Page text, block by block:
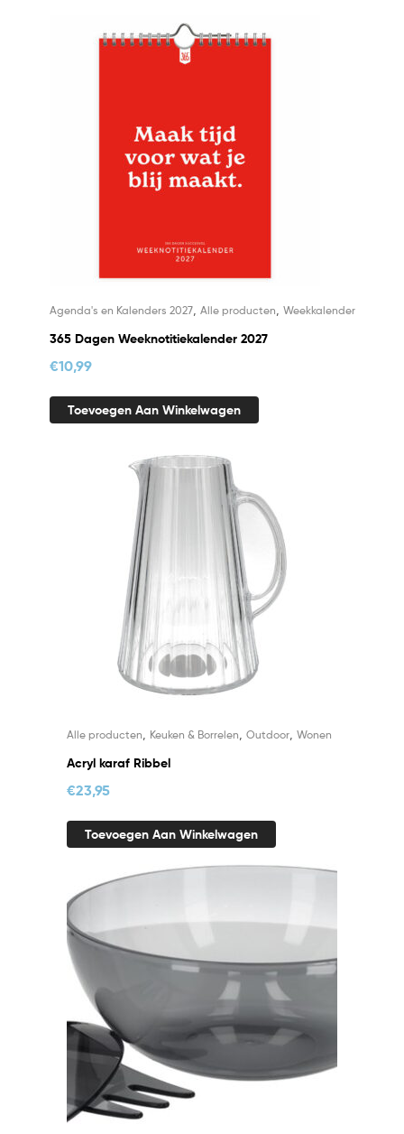
Agenda's en Kalenders 2027, Alle producten Weekkalender
365 Dagen Weeknotitiekalender 2027
€10,99
Toevoegen Aan Winkelwagen
Alle producten Keuken & Borrelen Outdoor Wonen
Acryl karaf Ribbel
€23,95
Toevoegen Aan Winkelwagen